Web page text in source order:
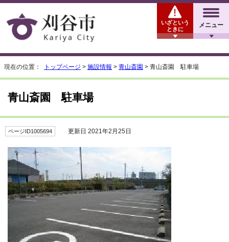
メニュー
いざという
ときに
現在の位置： トップページ > 施設情報 > 青山斎園 > 青山斎園 駐車場
青山斎園 駐車場
ページID1005694 更新日 2021年2月25日